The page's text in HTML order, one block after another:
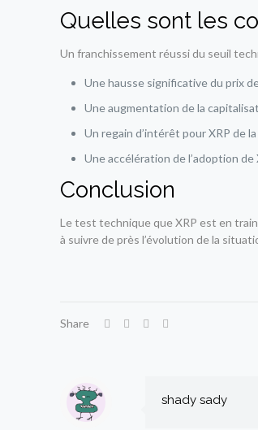
Quelles sont les
Un franchissement réussi du seuil
Une hausse significative du prix de
Une augmentation de la
Un regain d’intérêt pour XRP de
Une accélération de l’adoption
Conclusion
Le test technique que XRP est en
à suivre de près l’évolution de la
Share
shady sady